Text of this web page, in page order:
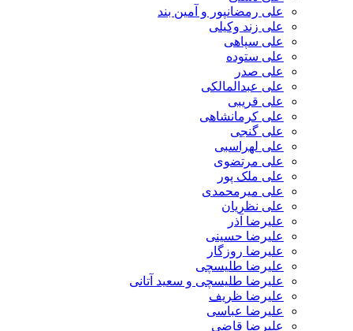
علی رمضانپور و آمین بند
علی زند وکیلی
علی سپاهی
علی ستوده
علی صدر
علی عبدالمالکی
علی قریبی
علی کرمانشاهی
علی گنجی
علی لهراسبی
علی مرتضوی
علی ملک پور
علی میرمحمدی
علی نظریان
علیرضا آذر
علیرضا حسینی
علیرضا روزگار
علیرضا طلیسچی
علیرضا طلیسچی و سعید آتانی
علیرضا ظریف
علیرضا عباسی
علیرضا قاضی